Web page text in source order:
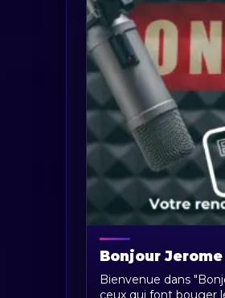
Bonjour Jerome
Bienvenue dans
ceux qui font bouger